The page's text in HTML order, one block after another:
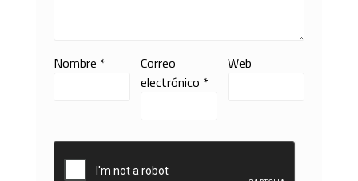
Nombre *
Correo
electrónico *
Web